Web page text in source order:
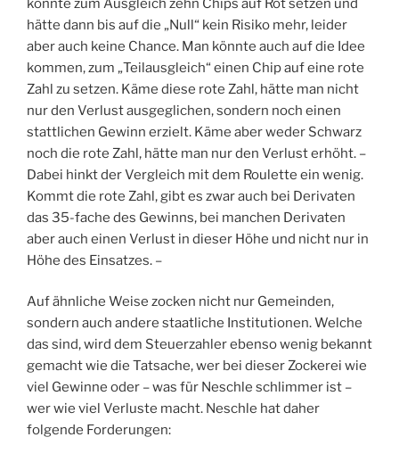
könnte zum Ausgleich zehn Chips auf Rot setzen und
hätte dann bis auf die „Null“ kein Risiko mehr, leider
aber auch keine Chance. Man könnte auch auf die Idee
kommen, zum „Teilausgleich“ einen Chip auf eine rote
Zahl zu setzen. Käme diese rote Zahl, hätte man nicht
nur den Verlust ausgeglichen, sondern noch einen
stattlichen Gewinn erzielt. Käme aber weder Schwarz
noch die rote Zahl, hätte man nur den Verlust erhöht. –
Dabei hinkt der Vergleich mit dem Roulette ein wenig.
Kommt die rote Zahl, gibt es zwar auch bei Derivaten
das 35-fache des Gewinns, bei manchen Derivaten
aber auch einen Verlust in dieser Höhe und nicht nur in
Höhe des Einsatzes. –
Auf ähnliche Weise zocken nicht nur Gemeinden,
sondern auch andere staatliche Institutionen. Welche
das sind, wird dem Steuerzahler ebenso wenig bekannt
gemacht wie die Tatsache, wer bei dieser Zockerei wie
viel Gewinne oder – was für Neschle schlimmer ist –
wer wie viel Verluste macht. Neschle hat daher
folgende Forderungen: